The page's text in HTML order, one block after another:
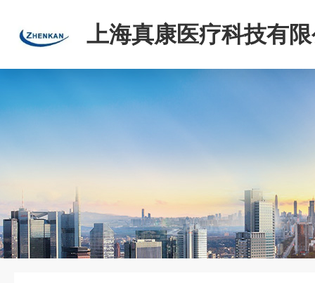
上海真康医疗科技有